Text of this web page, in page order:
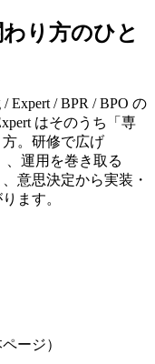
り方の​ひと
Expert / BPR / BPO の
はそのうち「専
。研修で広げ
、運用を巻き取る
意思決定から実装・
ます。
ージ）